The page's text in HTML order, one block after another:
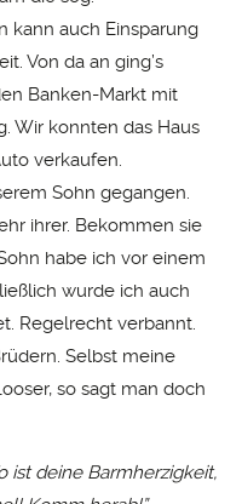
kann auch Einsparung
Von da an ging’s
Banken-Markt mit
Wir konnten das Haus
verkaufen.
Sohn gegangen.
ihrer. Bekommen sie
habe ich vor einem
wurde ich auch
Regelrecht verbannt.
Selbst meine
so sagt man doch
ist deine Barmherzigkeit,